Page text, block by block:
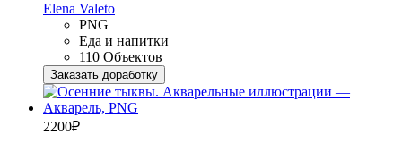
Elena Valeto
PNG
Еда и напитки
110 Объектов
Заказать доработку
2200₽